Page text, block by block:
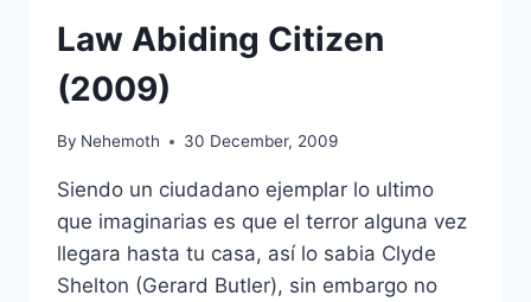
Law Abiding Citizen
(2009)
By Nehemoth 30 December, 2009
Siendo un ciudadano ejemplar lo ultimo
que imaginarias es que el terror alguna vez
llegara hasta tu casa, así lo sabia Clyde
Shelton (Gerard Butler), sin embargo no